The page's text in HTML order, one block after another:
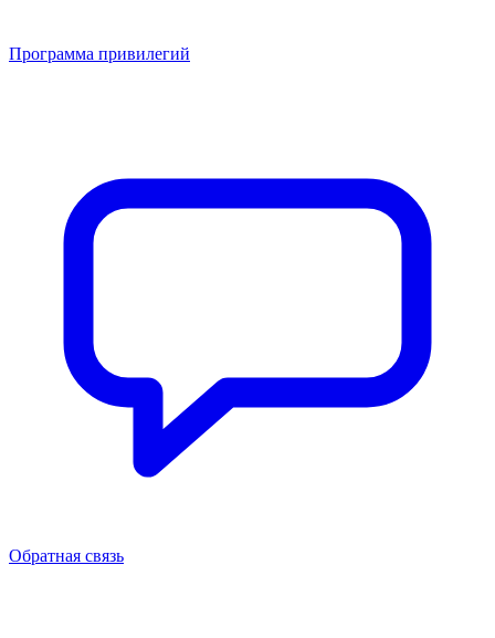
Программа привилегий
Обратная связь